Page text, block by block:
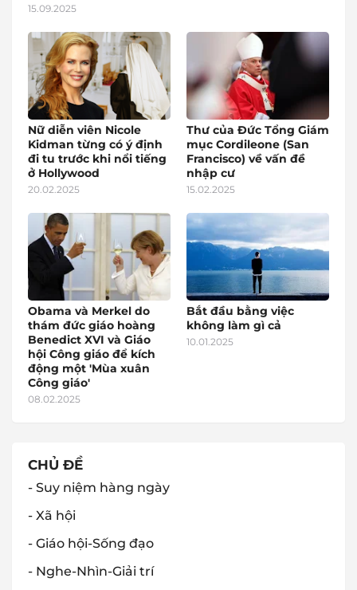
15.09.2025
Nữ diễn viên Nicole
Kidman từng có ý định
đi tu trước khi nổi tiếng
ở Hollywood
20.02.2025
Thư của Đức Tổng Giám
mục Cordileone (San
Francisco) về vấn đề
nhập cư
15.02.2025
Obama và Merkel do
thám đức giáo hoàng
Benedict XVI và Giáo
hội Công giáo để kích
động một 'Mùa xuân
Công giáo'
08.02.2025
Bắt đầu bằng việc
không làm gì cả
10.01.2025
CHỦ ĐỀ
- Suy niệm hàng ngày
- Xã hội
- Giáo hội-Sống đạo
- Nghe-Nhìn-Giải trí